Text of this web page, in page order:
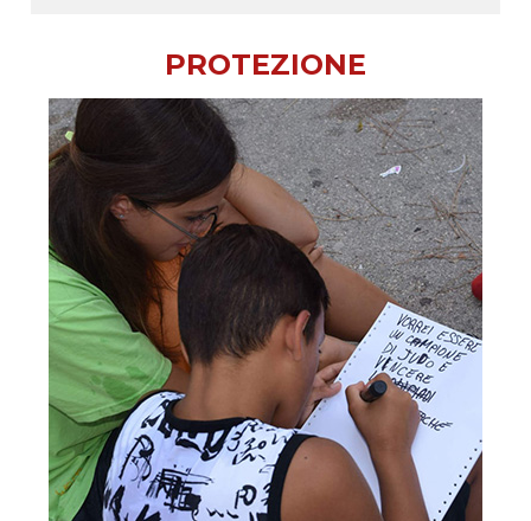
PROTEZIONE